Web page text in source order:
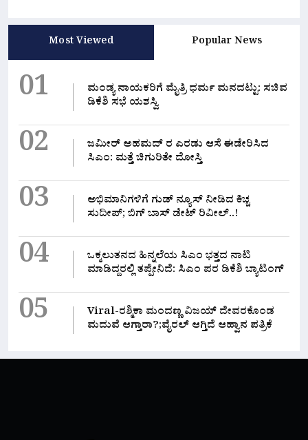
Most Viewed Popular News
01
ಮಂಡ್ಯ ನಾಯಕರಿಗೆ ಮೈತ್ರಿ ಧರ್ಮ ಮನದಟ್ಟು: ಸಚಿವ
ಡಿಕೆಶಿ ಸಭೆ ಯಶಸ್ವಿ
02
ಜಮೀರ್ ಅಹಮದ್ ರ ಎರಡು ಆಸೆ ಈಡೇರಿಸಿದ
ಸಿಎಂ: ಮತ್ತೆ ಚಿಗುರಿತೇ ದೋಸ್ತಿ
03
ಅಭಿಮಾನಿಗಳಿಗೆ ಗುಡ್ ನ್ಯೂಸ್ ನೀಡಿದ ಕಿಚ್ಚ
ಸುದೀಪ್; ಬಿಗ್ ಬಾಸ್ ಡೇಟ್ ರಿವೀಲ್..!
04
ಒಕ್ಕಲುತನದ ಹಿನ್ನಲೆಯ ಸಿಎಂ ಭತ್ತದ ನಾಟಿ
ಮಾಡಿದ್ದರಲ್ಲಿ‌ ತಪ್ಪೇನಿದೆ: ಸಿಎಂ ಪರ ಡಿಕೆಶಿ ಬ್ಯಾಟಿಂಗ್
05
Viral-ರಶ್ಮಿಕಾ ಮಂದಣ್ಣ ವಿಜಯ್ ದೇವರಕೊಂಡ
ಮದುವೆ ಆಗ್ತಾರಾ?;ವೈರಲ್ ಆಗ್ತಿದೆ ಆಹ್ವಾನ ಪತ್ರಿಕೆ